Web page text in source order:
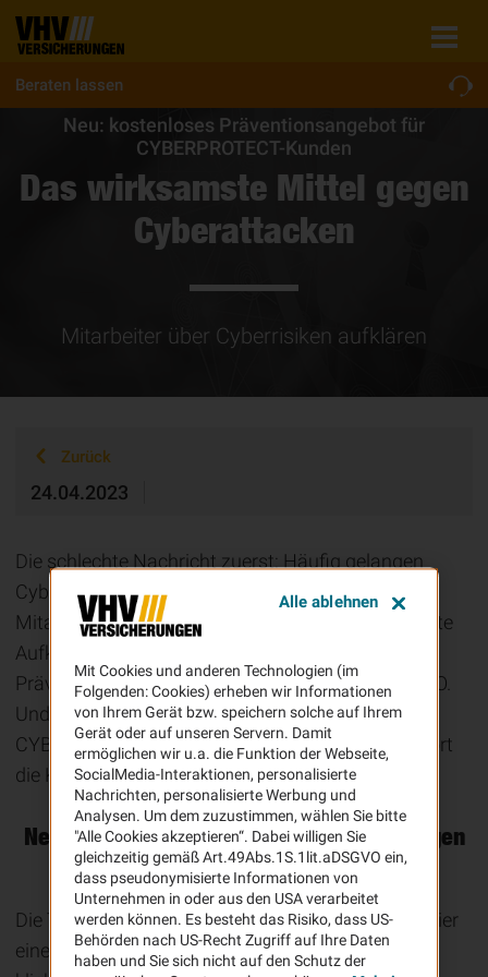
Beraten lassen
Neu: kostenloses Präventionsangebot für
CYBERPROTECT-Kunden
Das wirksamste Mittel gegen
Cyberattacken
Mitarbeiter über Cyberrisiken aufklären
Zurück
24.04.2023
Die schlechte Nachricht zuerst: Häufig gelangen
Cyberkriminelle in Unternehmenssysteme, indem
Mitarbeiter ihnen unwissentlich die Tür öffnen. Gute
Aufklärung über die Risiken und entsprechende
Präventionsmaßnahmen sind deshalb das A und O.
Und nun zur guten Nachricht: Für unsere VHV-
CYBERPROTECT-Kunden übernehmen wir ab sofort
die Kosten für Mitarbeiter-Schulungen.
Neu: Kostenloses Präventionsangebot gegen
Cyberrisiken
Die Tricks der Hacker werden immer raffinierter: Hier
eine E-Mail mit der Aufforderung, auf einen Link zu
Mit Cookies und anderen Technologien (im
Folgenden: Cookies) erheben wir Informationen
von Ihrem Gerät bzw. speichern solche auf Ihrem
Gerät oder auf unseren Servern. Damit
ermöglichen wir u.a. die Funktion der Webseite,
SocialMedia-Interaktionen, personalisierte
Nachrichten, personalisierte Werbung und
Analysen. Um dem zuzustimmen, wählen Sie bitte
"Alle Cookies akzeptieren“. Dabei willigen Sie
gleichzeitig gemäß Art.49Abs.1S.1lit.aDSGVO ein,
dass pseudonymisierte Informationen von
Unternehmen in oder aus den USA verarbeitet
werden können. Es besteht das Risiko, dass US-
Behörden nach US-Recht Zugriff auf Ihre Daten
haben und Sie sich nicht auf den Schutz der
Alle ablehnen